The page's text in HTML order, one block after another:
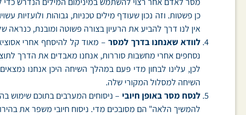
כן פשטות. וזה נכון שעודף מילים טכניות, גבוהות ולועזיות
אין לנו דרך להביע את הרעיון בצורה פשוטה ומובנת, כנראה
לוודא שאנחנו בדרך למסר – מאוד קל להיסחף אחרי
נסחפים אחרי מחשבות סוררות, אנחנו מאבדים את הדרך
לכן, עלינו לבחון מדי פעם במהלך השיחה היכן אנחנו
השיחה למסלול המקורי שלה.
לנסח מסר באופן חיובי – ניסוחים המערבים בתוכם שימוש
להמשיך הלאה" הם מסובכים מדי. ניסוח חיובי משפר את